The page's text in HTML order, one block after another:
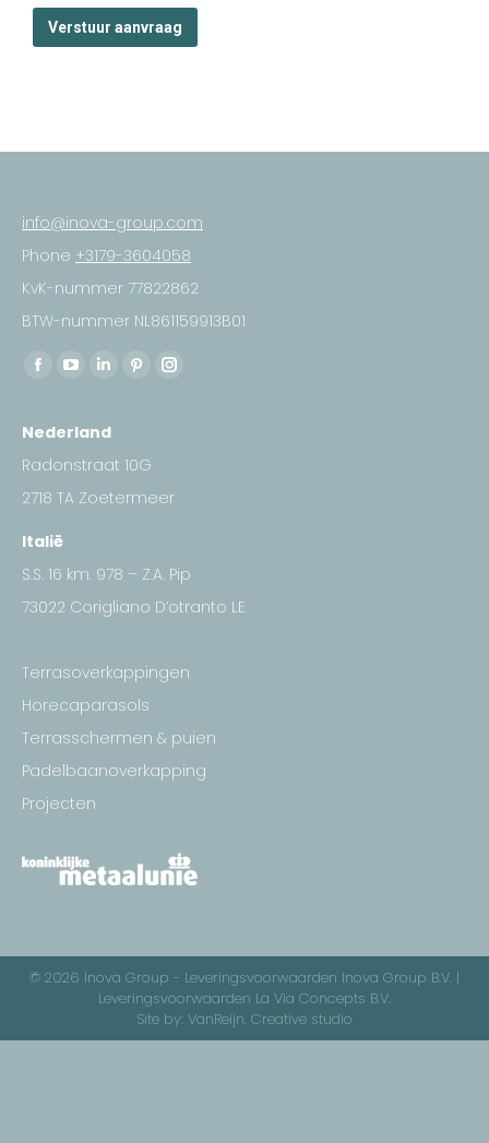
info@inova-group.com
Phone +3179-3604058
KvK-nummer 77822862
BTW-nummer NL861159913B01
Find us on:
Facebook
opens
in
new
YouTube
opens
in
new
Linkedin
opens
in
new
Pinterest
in
new
Instagram
new
Nederland
Radonstraat 10G
2718 TA Zoetermeer
Italië
S.S. 16 km. 978 – Z.A. Pip
73022 Corigliano D’otranto LE
Terrasoverkappingen
Horecaparasols
Terrasschermen & puien
Padelbaanoverkapping
Projecten
© 2026 Inova Group - Leveringsvoorwaarden Inova Group B.V. |
Leveringsvoorwaarden La Via Concepts B.V.
Site by: VanReijn. Creative studio